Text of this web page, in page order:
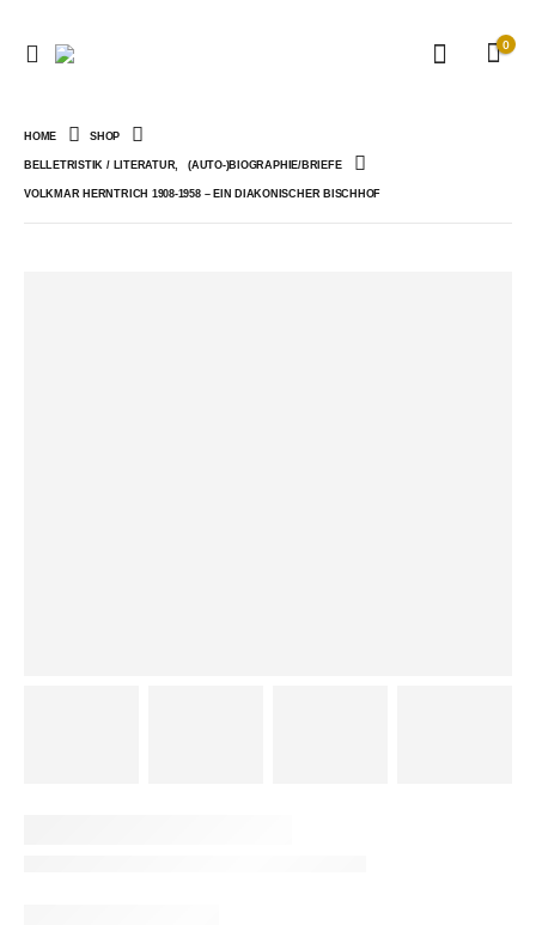
0
HOME SHOP
BELLETRISTIK / LITERATUR, (AUTO-)BIOGRAPHIE/BRIEFE
VOLKMAR HERNTRICH 1908-1958 – EIN DIAKONISCHER BISCHHOF